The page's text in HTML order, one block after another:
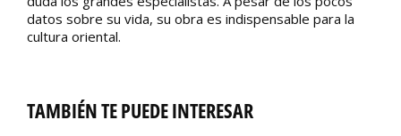
datos sobre su vida, su obra es indispensable para la
cultura oriental.
TAMBIÉN TE PUEDE INTERESAR